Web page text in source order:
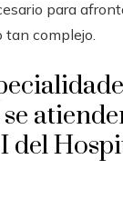
para
tan complejo.
del